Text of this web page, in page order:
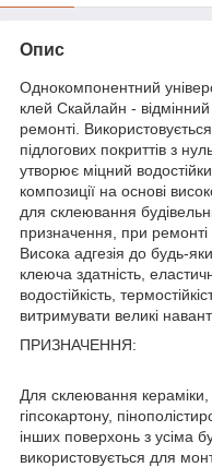
Опис
Однокомпонентний
клей Скайлайн -
ремонті.
підлогових покриттів з
утворює міцний
композиції на основі
для склеювання
призначення, при
Висока адгезія до будь-
клеюча здатність,
водостійкість,
витримувати великі
ПРИЗНАЧЕННЯ:
Для склеювання
гіпсокартону,
інших поверхонь з усіма
використовується для